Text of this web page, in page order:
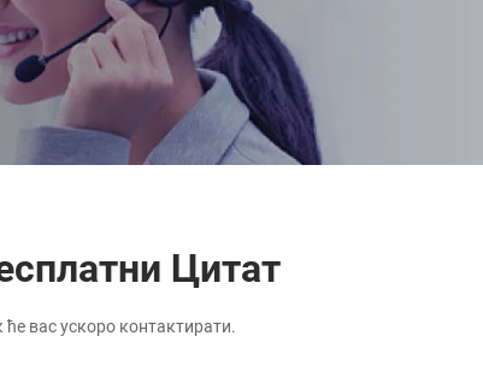
Цитат
вас ускоро контактирати.